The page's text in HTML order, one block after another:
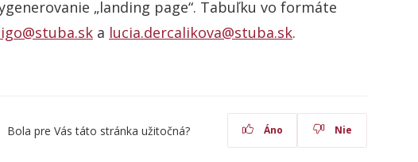
„landing page“. Tabuľku vo formáte
a lucia.dercalikova@stuba.sk.
Bola pre Vás táto stránka užitočná? Áno Nie